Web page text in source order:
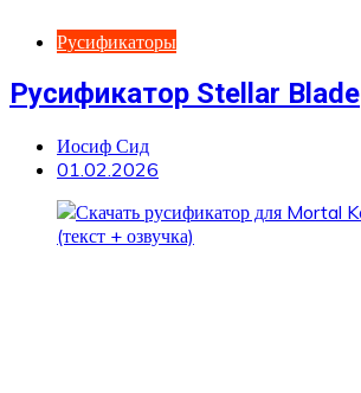
Русификаторы
Русификатор Stellar Blade
Иосиф Сид
01.02.2026